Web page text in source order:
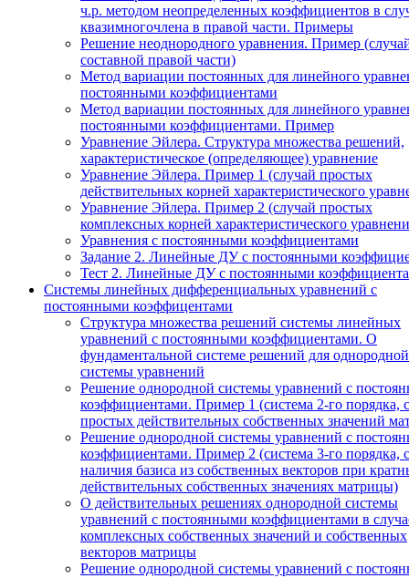
ч.р. методом неопределенных коэффициентов в
квазимногочлена в правой части. Примеры
Решение неоднородного уравнения. Пример
составной правой части)
Метод вариации постоянных для линейного
постоянными коэффициентами
Метод вариации постоянных для линейного
постоянными коэффициентами. Пример
Уравнение Эйлера. Структура множества решений,
характеристическое (определяющее) уравнение
Уравнение Эйлера. Пример 1 (случай простых
действительных корней характеристического
Уравнение Эйлера. Пример 2 (случай простых
комплексных корней характеристического
Уравнения с постоянными коэффициентами
Задание 2. Линейные ДУ с постоянными
Тест 2. Линейные ДУ с постоянными
Системы линейных дифференциальных уравнений с
постоянными коэффицентами
Структура множества решений системы линейных
уравнений с постоянными коэффициентами. О
фундаментальной системе решений для однородной
системы уравнений
Решение однородной системы уравнений с
коэффициентами. Пример 1 (система 2-го порядка,
простых действительных собственных значений
Решение однородной системы уравнений с
коэффициентами. Пример 2 (система 3-го порядка,
наличия базиса из собственных векторов при
действительных собственных значениях матрицы)
О действительных решениях однородной системы
уравнений с постоянными коэффициентами в
комплексных собственных значений и собственных
векторов матрицы
Решение однородной системы уравнений с